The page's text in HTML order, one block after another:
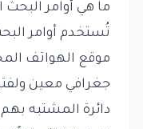
ما هي أوامر البحث
تُستخدم أوامر
موقع الهواتف
جغرافي معين
دائرة المشتبه